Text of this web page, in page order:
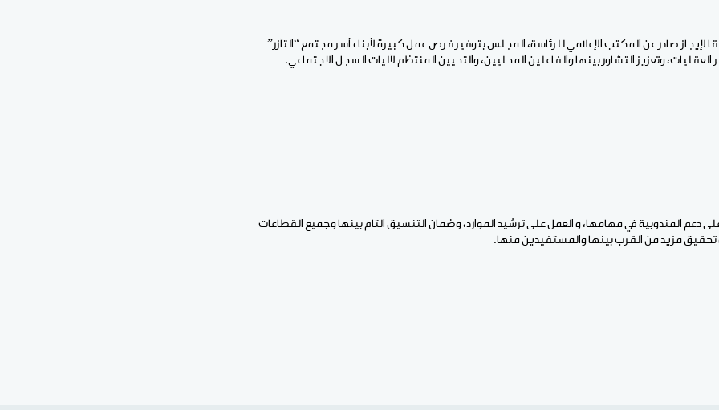
لإيجاز صادر عن المكتب الإعلامي للرئاسة، المجلس بتوفير فرص عمل كبيرة لأبناء أسر مجتمع “التآزر”
وتعزيز التشاور بينها والفاعلين المحليين، والتحيين المنتظم لآليات السجل الاجتماعي.
على دعم المندوبية في مهامها، و العمل على ترشيد الموارد، وضمان التنسيق التام بينها وجميع القطاعات
تحقيق مزيد من القرب بينها والمستفيدين منها.